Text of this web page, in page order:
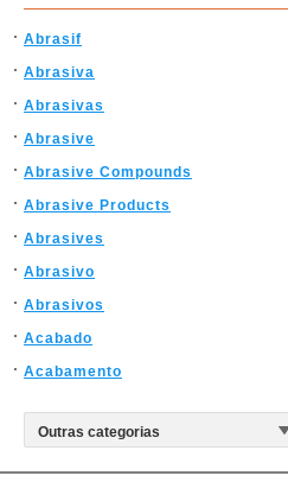
Abrasif
Abrasiva
Abrasivas
Abrasive
Abrasive Compounds
Abrasive Products
Abrasives
Abrasivo
Abrasivos
Acabado
Acabamento